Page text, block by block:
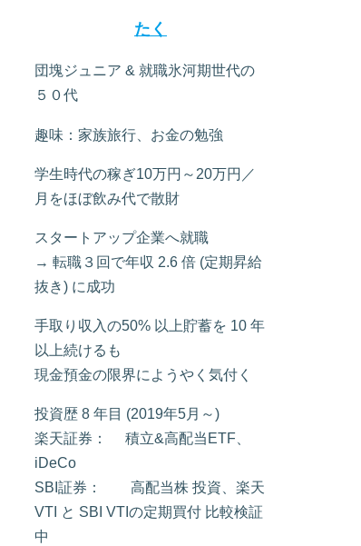
たく
団塊ジュニア & 就職氷河期世代の
５０代
趣味：家族旅行、お金の勉強
学生時代の稼ぎ10万円～20万円／
月をほぼ飲み代で散財
スタートアップ企業へ就職
→ 転職３回で年収 2.6 倍 (定期昇給
抜き) に成功
手取り収入の50% 以上貯蓄を 10 年
以上続けるも
現金預金の限界にようやく気付く
投資歴 8 年目 (2019年5月～)
楽天証券： 積立&高配当ETF、
iDeCo
SBI証券： 高配当株 投資、楽天
VTI と SBI VTIの定期買付 比較検証
中